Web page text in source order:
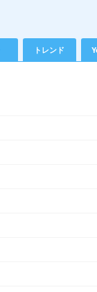
トレンド